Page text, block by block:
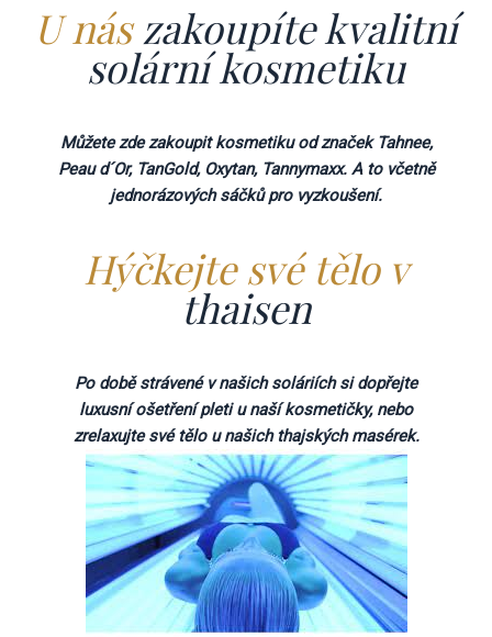
U nászakoupíte kvalitní
solární kosmetiku
Můžete zde zakoupit kosmetiku od značek Tahnee,
Peau d´Or, TanGold, Oxytan, Tannymaxx. A to včetně
jednorázových sáčků pro vyzkoušení.
Hýčkejte své tělo v
thaisen
Po době strávené v našich soláriích si dopřejte
luxusní ošetření pleti u naší kosmetičky, nebo
zrelaxujte své tělo u našich thajských masérek.